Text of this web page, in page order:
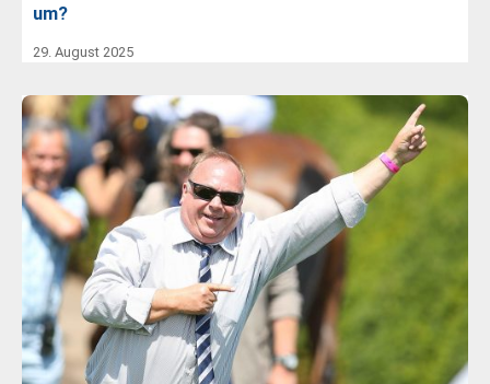
um?
29. August 2025